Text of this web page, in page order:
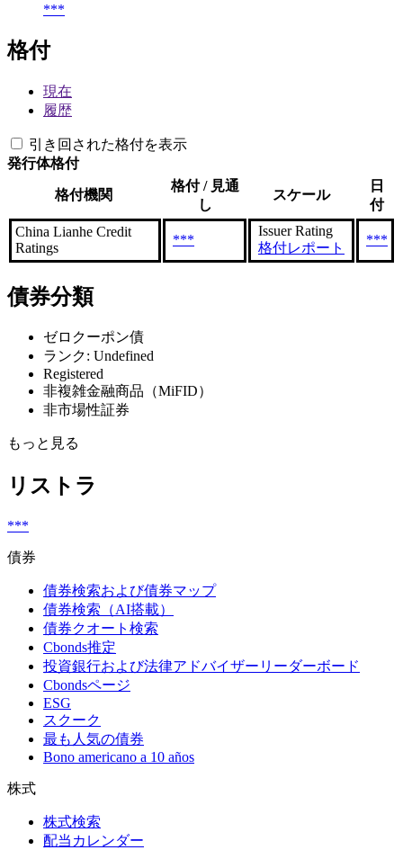
***
格付
現在
履歴
引き回された格付を表示
発行体格付
格付機関
格付 / 見通
し
スケール
日
付
China Lianhe Credit
Ratings
***
Issuer Rating
格付レポート
***
債券分類
ゼロクーポン債
ランク: Undefined
Registered
非複雑金融商品（MiFID）
非市場性証券
もっと見る
リストラ
***
債券
債券検索および債券マップ
債券検索（AI搭載）
債券クオート検索
Cbonds推定
投資銀行および法律アドバイザーリーダーボード
Cbondsページ
ESG
スクーク
最も人気の債券
Bono americano a 10 años
株式
株式検索
配当カレンダー